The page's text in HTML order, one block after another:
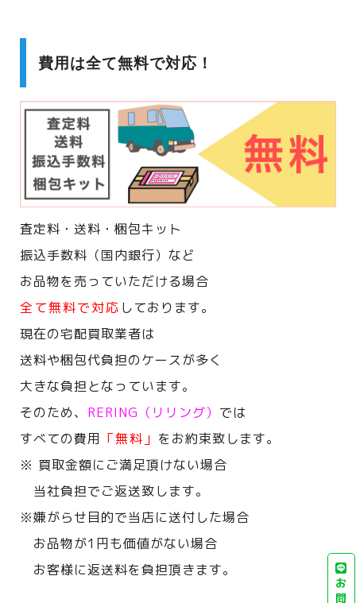
費用は全て無料で対応！
査定料・送料・梱包キット
振込手数料（国内銀行）など
お品物を売っていただける場合
全て無料で対応 しております。
現在の宅配買取業者は
送料や梱包代負担のケースが多く
大きな負担となっています。
そのため、 RERING（リリング） では
すべての費用 「無料」 をお約束致します。
※ 買取金額にご満足頂けない場合
当社負担でご返送致します。
※嫌がらせ目的で当店に送付した場合
お品物が1円も価値がない場合
お客様に返送料を負担頂きます。
お
問